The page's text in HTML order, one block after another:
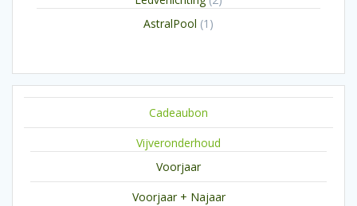
AstralPool 1 1
Cadeaubon
Vijveronderhoud
Voorjaar
Voorjaar + Najaar